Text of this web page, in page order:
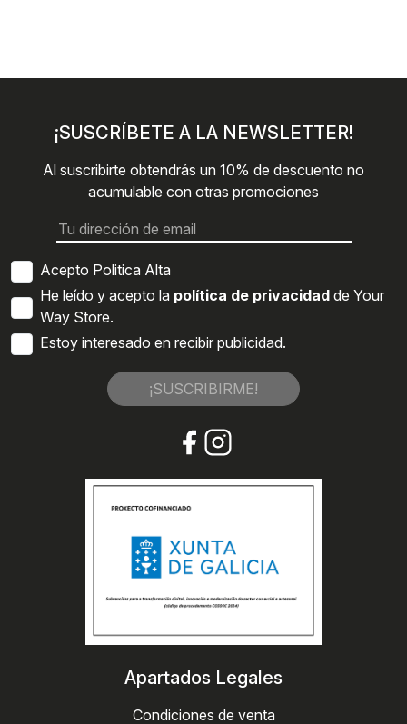
¡SUSCRÍBETE A LA NEWSLETTER!
Al suscribirte obtendrás un 10% de descuento no
acumulable con otras promociones
Acepto Politica Alta
He leído y acepto la política de privacidad de Your
Way Store.
Estoy interesado en recibir publicidad.
¡SUSCRIBIRME!
Apartados Legales
Condiciones de venta